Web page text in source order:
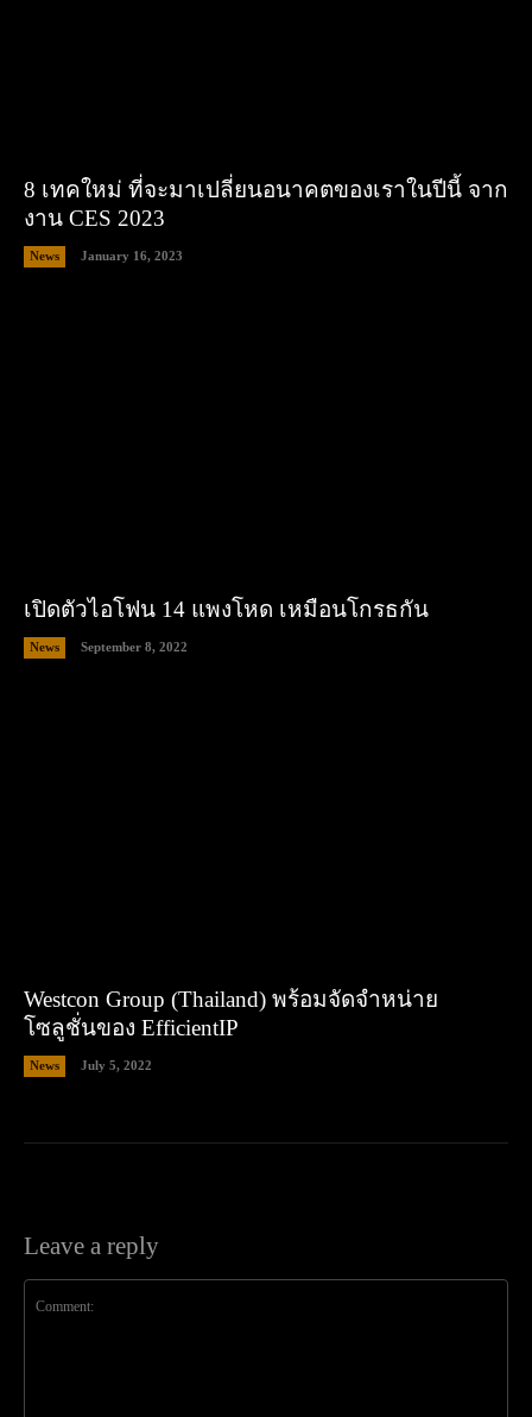
8 เทคใหม่ ที่จะมาเปลี่ยนอนาคตของเราในปีนี้ จาก
งาน CES 2023
News January 16, 2023
เปิดตัวไอโฟน 14 แพงโหด เหมือนโกรธกัน
News September 8, 2022
Westcon Group (Thailand) พร้อมจัดจำหน่าย
โซลูชั่นของ EfficientIP
News July 5, 2022
Leave a reply